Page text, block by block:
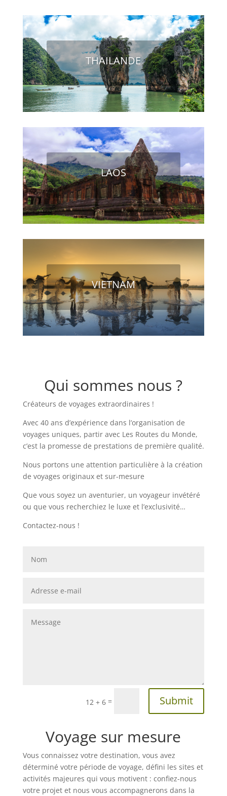
THAILANDE
LAOS
VIETNAM
Qui sommes nous ?
Créateurs de voyages extraordinaires !
Avec 40 ans d’expérience dans l’organisation de
voyages uniques, partir avec Les Routes du Monde,
c’est la promesse de prestations de première qualité.
Nous portons une attention particulière à la création
de voyages originaux et sur-mesure
Que vous soyez un aventurier, un voyageur invétéré
ou que vous recherchiez le luxe et l’exclusivité…
Contactez-nous !
12 + 6 = Submit
Voyage sur mesure
Vous connaissez votre destination, vous avez
déterminé votre période de voyage, défini les sites et
activités majeures qui vous motivent : confiez-nous
votre projet et nous vous accompagnerons dans la